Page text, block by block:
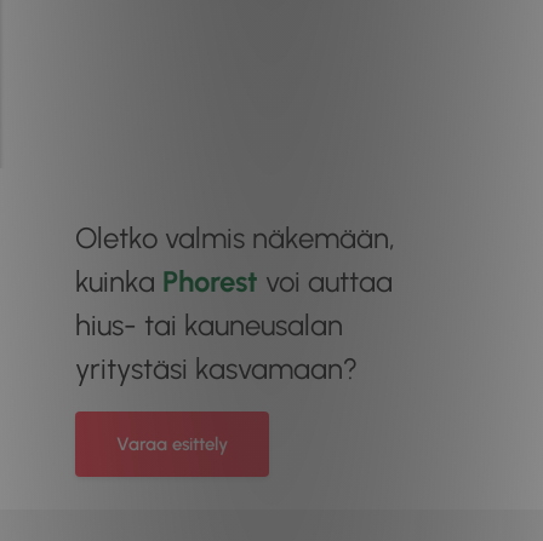
Oletko valmis näkemään,
kuinka Phorest voi auttaa
hius- tai kauneusalan
yritystäsi kasvamaan?
Varaa esittely